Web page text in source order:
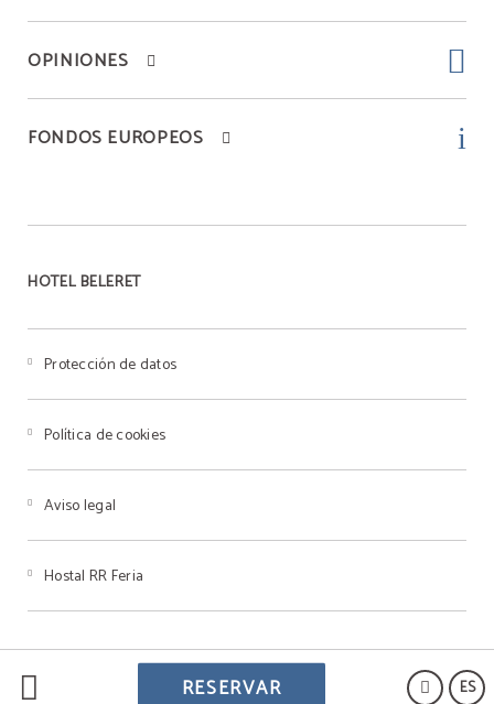
ES
RESERVAR
OPINIONES
FONDOS EUROPEOS
HOTEL BELERET
Protección de datos
Política de cookies
Aviso legal
Hostal RR Feria